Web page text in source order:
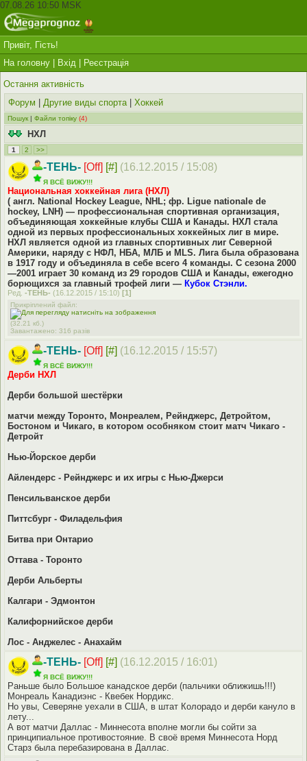
07.08.26 10:50 MSK
Привіт, Гість!
На головну
Вхід Реєстрація
Остання активність
Форум
Другие виды спорта| Хоккей
Пошук | Файли топіку (4)
НХЛ
1 2 >>
-ТЕНЬ- [Off] [#] (16.12.2015 / 15:08)
Я ВСЁ ВИЖУ!!!
Национальная хоккейная лига (НХЛ)
( англ. National Hockey League, NHL; фр. Ligue nationale de
hockey, LNH) — профессиональная спортивная организация,
объединяющая хоккейные клубы США и Канады. НХЛ стала
одной из первых профессиональных хоккейных лиг в мире.
НХЛ является одной из главных спортивных лиг Северной
Америки, наряду с НФЛ, НБА, МЛБ и MLS. Лига была образована
в 1917 году и объединяла в себе всего 4 команды. С сезона 2000
—2001 играет 30 команд из 29 городов США и Канады, ежегодно
борющихся за главный трофей лиги — Кубок Стэнли.
Ред. -ТЕНЬ- (16.12.2015 / 15:10) [1]
Прикріплений файл:
(32.21 кб.)
Завантажено: 316 разів
-ТЕНЬ- [Off] [#] (16.12.2015 / 15:57)
Я ВСЁ ВИЖУ!!!
Дерби НХЛ
Дерби большой шестёрки
матчи между Торонто, Монреалем, Рейнджерс, Детройтом,
Бостоном и Чикаго, в котором особняком стоит матч Чикаго -
Детройт
Нью-Йорское дерби
Айлендерс - Рейнджерс и их игры с Нью-Джерси
Пенсильванское дерби
Питтсбург - Филадельфия
Битва при Онтарио
Оттава - Торонто
Дерби Альберты
Калгари - Эдмонтон
Калифорнийское дерби
Лос - Анджелес - Анахайм
-ТЕНЬ- [Off] [#] (16.12.2015 / 16:01)
Я ВСЁ ВИЖУ!!!
Раньше было Большое канадское дерби (пальчики оближишь!!!)
Монреаль Канадиэнс - Квебек Нордикс.
Но увы, Северяне уехали в США, в штат Колорадо и дерби кануло в
лету...
А вот матчи Даллас - Миннесота вполне могли бы сойти за
принципиальное противостояние. В своё время Миннесота Норд
Старз была перебазирована в Даллас.